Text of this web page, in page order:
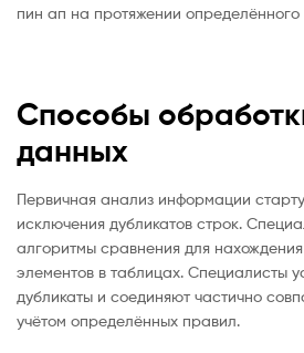
пин ап на протяжении определённого
Способы
данных
Первичная анализ информации
исключения дубликатов строк.
алгоритмы сравнения для
элементов в таблицах. Специалисты
дубликаты и соединяют частично
учётом определённых правил.